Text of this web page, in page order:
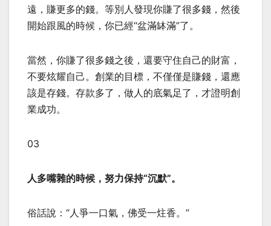
遠，賺更多的錢。等別人發現你賺了很多錢，然後
開始跟風的時候，你已經“盆滿缽滿”了。
當然，你賺了很多錢之後，還要守住自己的財富，
不要炫耀自己。創業的目標，不僅僅是賺錢，還應
該是存錢。存款多了，做人的底氣足了，才證明創
業成功。
03
人多嘴雜的時候，努力保持“沉默”。
俗話說：“人爭一口氣，佛受一炷香。”